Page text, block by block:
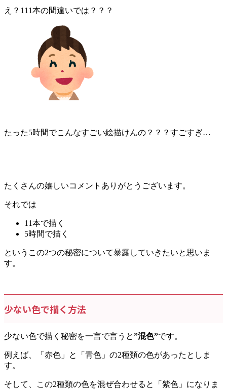
え？111本の間違いでは？？？
たった5時間でこんなすごい絵描けんの？？？すごすぎ…
たくさんの嬉しいコメントありがとうございます。
それでは
11本で描く
5時間で描く
というこの2つの秘密について暴露していきたいと思いま
す。
少ない色で描く方法
少ない色で描く秘密を一言で言うと”混色”です。
例えば、「赤色」と「青色」の2種類の色があったとしま
す。
そして、この2種類の色を混ぜ合わせると「紫色」になりま